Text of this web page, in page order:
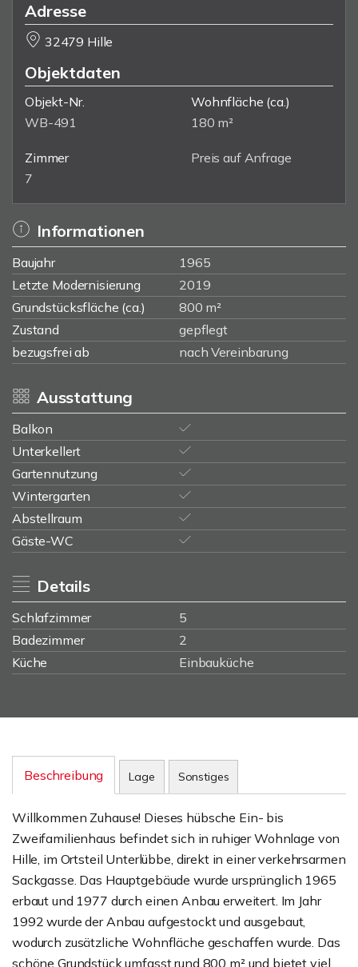
Adresse
32479 Hille
Objektdaten
Objekt-Nr.
WB-491
Wohnfläche (ca.)
180 m²
Zimmer
7
Preis auf Anfrage
Informationen
Baujahr
1965
Letzte Modernisierung
2019
Grundstücksfläche (ca.)
800 m²
Zustand
gepflegt
bezugsfrei ab
nach Vereinbarung
Ausstattung
Balkon
Unterkellert
Gartennutzung
Wintergarten
Abstellraum
Gäste-WC
Details
Schlafzimmer
5
Badezimmer
2
Küche
Einbauküche
Beschreibung Lage Sonstiges
Willkommen Zuhause! Dieses hübsche Ein- bis
Zweifamilienhaus befindet sich in ruhiger Wohnlage von
Hille, im Ortsteil Unterlübbe, direkt in einer verkehrsarmen
Sackgasse. Das Hauptgebäude wurde ursprünglich 1965
erbaut und 1977 durch einen Anbau erweitert. Im Jahr
1992 wurde der Anbau aufgestockt und ausgebaut,
wodurch zusätzliche Wohnfläche geschaffen wurde. Das
schöne Grundstück umfasst rund 800 m² und bietet viel